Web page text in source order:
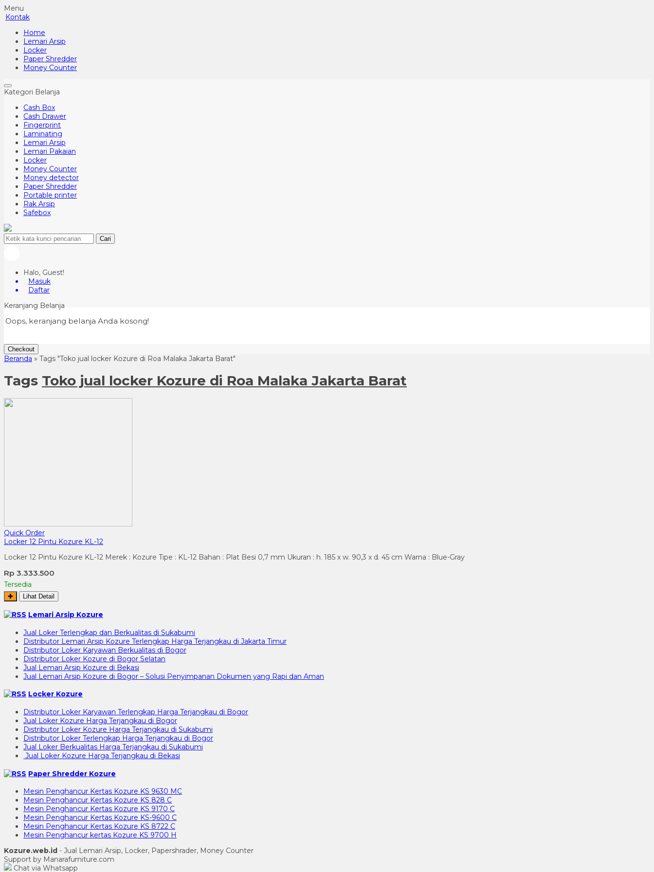
Menu
Kontak
Home
Lemari Arsip
Locker
Paper Shredder
Money Counter
Kategori Belanja
Cash Box
Cash Drawer
Fingerprint
Laminating
Lemari Arsip
Lemari Pakaian
Locker
Money Counter
Money detector
Paper Shredder
Portable printer
Rak Arsip
Safebox
Cari
Halo, Guest!
Masuk
Daftar
Keranjang Belanja
Oops, keranjang belanja Anda kosong!
Checkout
Beranda » Tags "Toko jual locker Kozure di Roa Malaka Jakarta Barat"
Tags Toko jual locker Kozure di Roa Malaka Jakarta Barat
Quick Order
Locker 12 Pintu Kozure KL-12
Locker 12 Pintu Kozure KL-12 Merek : Kozure Tipe : KL-12 Bahan : Plat Besi 0,7 mm Ukuran : h. 185 x w. 90,3 x d. 45 cm Warna : Blue-Gray
Rp 3.333.500
Tersedia
✚ Lihat Detail
Lemari Arsip Kozure
Jual Loker Terlengkap dan Berkualitas di Sukabumi
Distributor Lemari Arsip Kozure Terlengkap Harga Terjangkau di Jakarta Timur
Distributor Loker Karyawan Berkualitas di Bogor
Distributor Loker Kozure di Bogor Selatan
Jual Lemari Arsip Kozure di Bekasi
Jual Lemari Arsip Kozure di Bogor – Solusi Penyimpanan Dokumen yang Rapi dan Aman
Locker Kozure
Distributor Loker Karyawan Terlengkap Harga Terjangkau di Bogor
Jual Loker Kozure Harga Terjangkau di Bogor
Distributor Loker Kozure Harga Terjangkau di Sukabumi
Distributor Loker Terlengkap Harga Terjangkau di Bogor
Jual Loker Berkualitas Harga Terjangkau di Sukabumi
Jual Loker Kozure Harga Terjangkau di Bekasi
Paper Shredder Kozure
Mesin Penghancur Kertas Kozure KS 9630 MC
Mesin Penghancur Kertas Kozure KS 828 C
Mesin Penghancur Kertas Kozure KS 9170 C
Mesin Penghancur Kertas Kozure KS-9600 C
Mesin Penghancur Kertas Kozure KS 8722 C
Mesin Penghancur kertas Kozure KS 9700 H
Kozure.web.id - Jual Lemari Arsip, Locker, Papershrader, Money Counter
Support by Manarafurniture.com
Chat via Whatsapp